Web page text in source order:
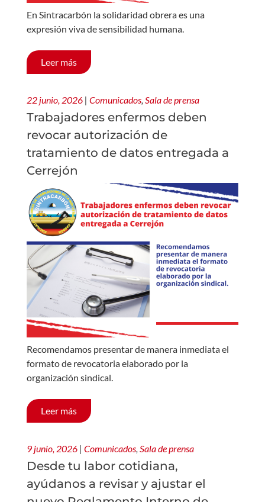
En Sintracarbón la solidaridad obrera es una
expresión viva de sensibilidad humana.
Leer más
22 junio, 2026 | Comunicados, Sala de prensa
Trabajadores enfermos deben
revocar autorización de
tratamiento de datos entregada a
Cerrejón
Recomendamos presentar de manera inmediata el
formato de revocatoria elaborado por la
organización sindical.
Leer más
9 junio, 2026 | Comunicados, Sala de prensa
Desde tu labor cotidiana,
ayúdanos a revisar y ajustar el